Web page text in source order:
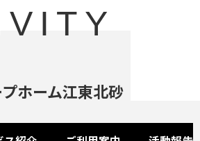
ホーム江東北砂